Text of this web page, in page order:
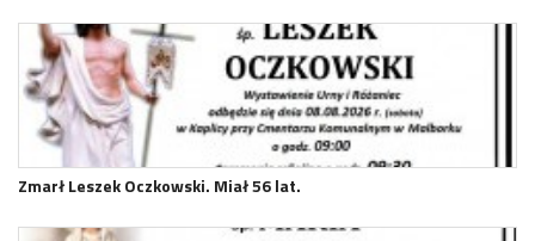
Zmarł Leszek Oczkowski. Miał 56 lat.